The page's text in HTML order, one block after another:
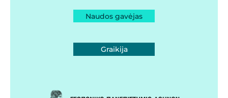
Naudos gavėjas
Graikija